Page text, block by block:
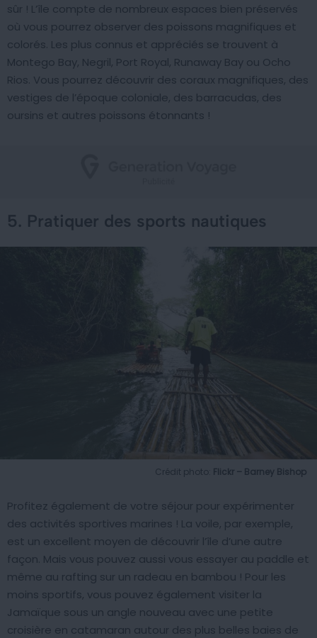
sûr ! L’île compte de nombreux espaces bien préservés
où vous pourrez observer des poissons magnifiques et
colorés. Les plus connus et appréciés se trouvent à
Montego Bay, Negril, Port Royal, Runaway Bay ou Ocho
Rios. Vous pourrez découvrir des coraux magnifiques, des
vestiges de l’époque coloniale, des barracudas, des
oursins et autres poissons étonnants !
5. Pratiquer des sports nautiques
Crédit photo: Flickr – Barney Bishop
Profitez également de votre séjour pour expérimenter
des activités sportives marines ! La voile, par exemple,
est un excellent moyen de découvrir l’île d’une autre
façon. Mais vous pouvez aussi vous essayer au paddle et
même au rafting sur un radeau en bambou ! Pour les
moins sportifs, vous pouvez également visiter la
Jamaïque sous un angle nouveau avec une petite
croisière en catamaran autour des plus belles baies de